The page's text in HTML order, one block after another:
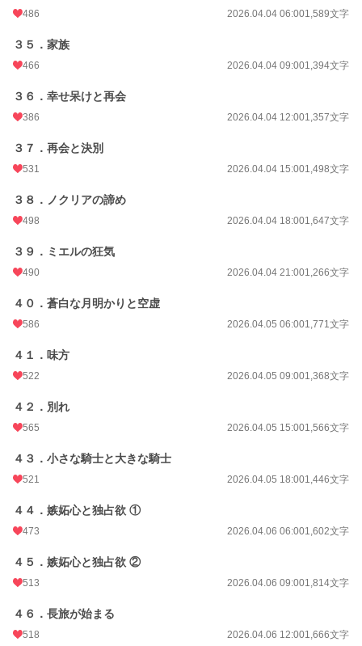
486 2026.04.04 06:001,589文字
３５．家族
466 2026.04.04 09:001,394文字
３６．幸せ呆けと再会
386 2026.04.04 12:001,357文字
３７．再会と決別
531 2026.04.04 15:001,498文字
３８．ノクリアの諦め
498 2026.04.04 18:001,647文字
３９．ミエルの狂気
490 2026.04.04 21:001,266文字
４０．蒼白な月明かりと空虚
586 2026.04.05 06:001,771文字
４１．味方
522 2026.04.05 09:001,368文字
４２．別れ
565 2026.04.05 15:001,566文字
４３．小さな騎士と大きな騎士
521 2026.04.05 18:001,446文字
４４．嫉妬心と独占欲 ①
473 2026.04.06 06:001,602文字
４５．嫉妬心と独占欲 ②
513 2026.04.06 09:001,814文字
４６．長旅が始まる
518 2026.04.06 12:001,666文字